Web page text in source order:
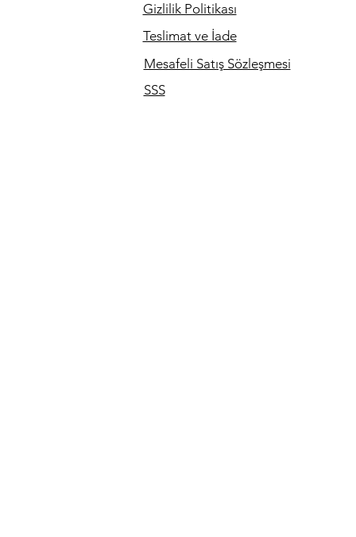
Gizlilik Politikası
Teslimat ve İade
Mesafeli Satış Sözleşmesi
SSS